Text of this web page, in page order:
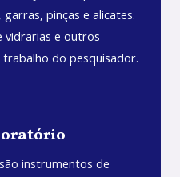
pinças e alicates.
vidrarias e outros
do pesquisador.
instrumentos de